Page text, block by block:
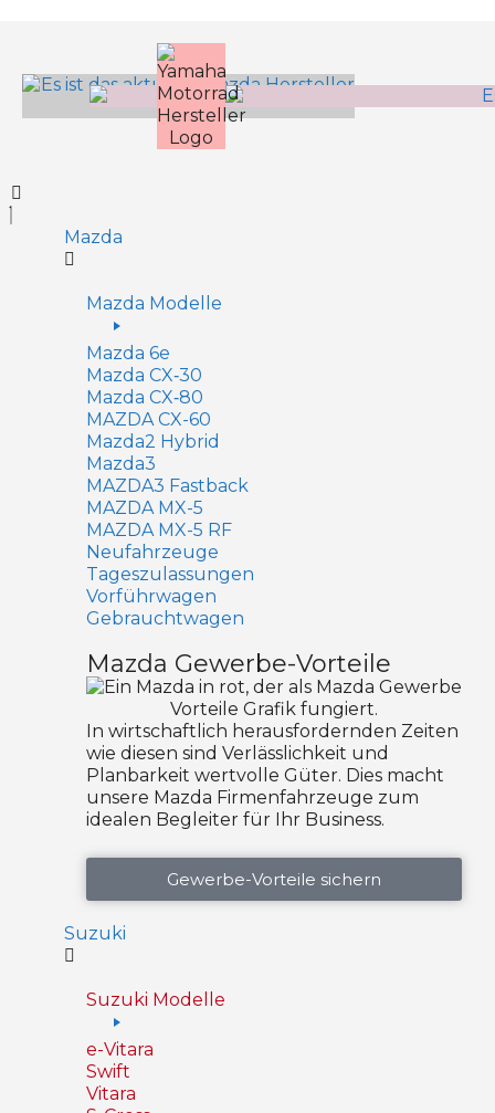
Mazda
Mazda Modelle
Mazda 6e
Mazda CX‑30
Mazda CX‑80
MAZDA CX-60
Mazda2 Hy­brid
Mazda3
MAZDA3 Fastback
MAZDA MX-5
MAZDA MX-5 RF
Neufahrzeuge
Tageszulassungen
Vorführwagen
Gebrauchtwagen
Mazda Gewerbe-Vorteile
In wirtschaftlich herausfordernden Zeiten
wie diesen sind Verlässlichkeit und
Planbarkeit wertvolle Güter. Dies macht
unsere Mazda Firmenfahrzeuge zum
idealen Begleiter für Ihr Business.
Gewerbe-Vorteile sichern
Suzuki
Suzuki Modelle
e-Vitara
Swift
Vitara